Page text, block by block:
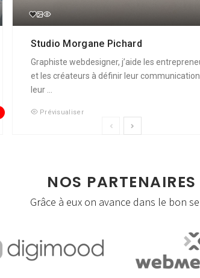
Studio Morgane Pichard
Graphiste webdesigner, j’aide les
et les créateurs à définir leur
leur ...
Prévisualiser
NOS PARTENAIRES
Grâce à eux on avance dans le bon